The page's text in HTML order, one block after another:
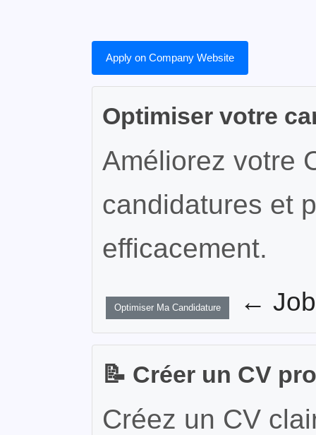
Apply on Company Website
Optimiser votre
Améliorez votre
candidatures et
efficacement.
Optimiser Ma Candidature ←
📝 Créer un CV
Créez un CV